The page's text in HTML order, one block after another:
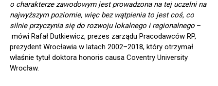
o charakterze zawodowym jest prowadzona na tej uczelni na
najwyższym poziomie, więc bez wątpienia to jest coś, co
silnie przyczynia się do rozwoju lokalnego i regionalnego –
mówi Rafał Dutkiewicz, prezes zarządu Pracodawców RP,
prezydent Wrocławia w latach 2002–2018, który otrzymał
właśnie tytuł doktora honoris causa Coventry University
Wrocław.